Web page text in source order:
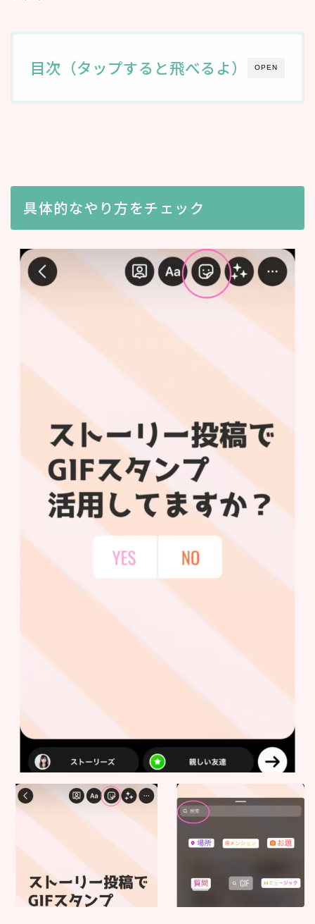
OPEN
目次（タップすると飛べるよ）
具体的なやり方をチェック